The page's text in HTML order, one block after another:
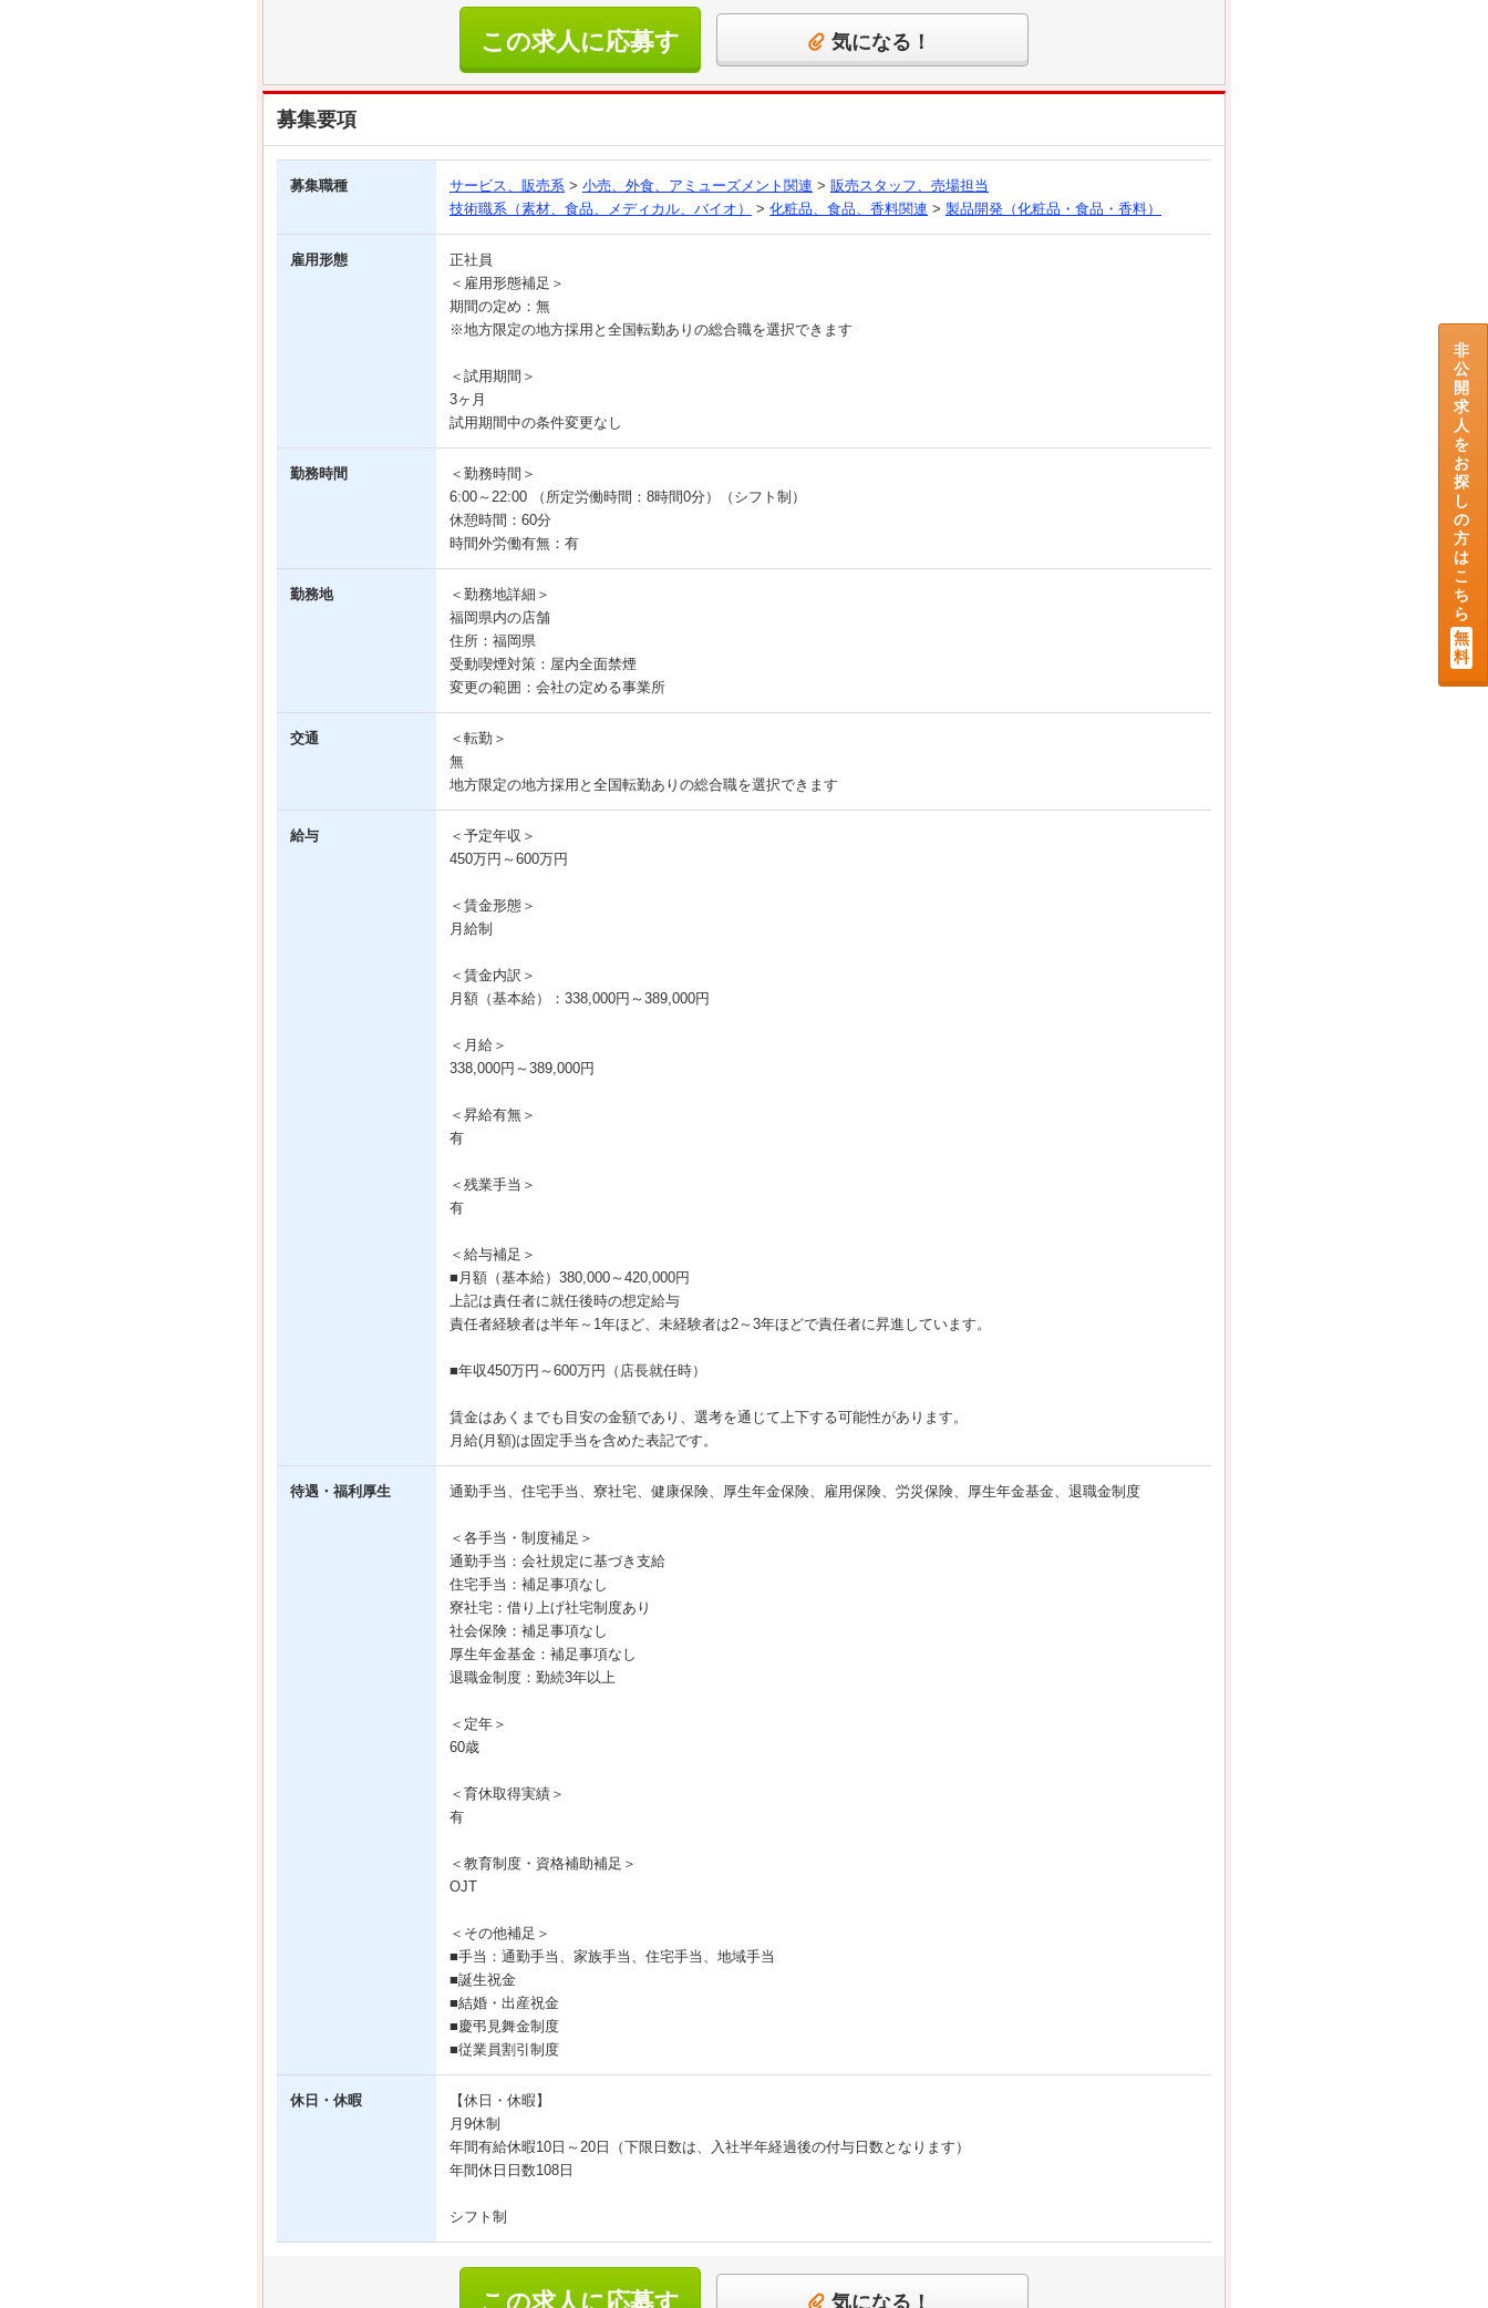
この求人に応募す
る
気になる！
募集要項
募集職種 サービス、販売系 > 小売、外食、アミューズメント関連 > 販売スタッフ、売場担当
技術職系（素材、食品、メディカル、バイオ）
> 化粧品、食品、香料関連 > 製品開発（化粧品・食品・香料）
雇用形態
正社員
＜雇用形態補足＞
期間の定め：無
※地方限定の地方採用と全国転勤ありの総合職を選択できます
＜試用期間＞
3ヶ月
試用期間中の条件変更なし
勤務時間
＜勤務時間＞
6:00～22:00 （所定労働時間：8時間0分）（シフト制）
休憩時間：60分
時間外労働有無：有
勤務地
＜勤務地詳細＞
福岡県内の店舗
住所：福岡県
受動喫煙対策：屋内全面禁煙
変更の範囲：会社の定める事業所
交通
＜転勤＞
無
地方限定の地方採用と全国転勤ありの総合職を選択できます
給与
＜予定年収＞
450万円～600万円
＜賃金形態＞
月給制
＜賃金内訳＞
月額（基本給）：338,000円～389,000円
＜月給＞
338,000円～389,000円
＜昇給有無＞
有
＜残業手当＞
有
＜給与補足＞
■月額（基本給）380,000～420,000円
上記は責任者に就任後時の想定給与
責任者経験者は半年～1年ほど、未経験者は2～3年ほどで責任者に昇進しています。
■年収450万円～600万円（店長就任時）
賃金はあくまでも目安の金額であり、選考を通じて上下する可能性があります。
月給(月額)は固定手当を含めた表記です。
待遇・福利厚生 通勤手当、住宅手当、寮社宅、健康保険、厚生年金保険、雇用保険、労災保険、厚生年金基金、退職金制度
＜各手当・制度補足＞
通勤手当：会社規定に基づき支給
住宅手当：補足事項なし
寮社宅：借り上げ社宅制度あり
社会保険：補足事項なし
厚生年金基金：補足事項なし
退職金制度：勤続3年以上
＜定年＞
60歳
＜育休取得実績＞
有
＜教育制度・資格補助補足＞
OJT
＜その他補足＞
■手当：通勤手当、家族手当、住宅手当、地域手当
■誕生祝金
■結婚・出産祝金
■慶弔見舞金制度
■従業員割引制度
休日・休暇
【休日・休暇】
月9休制
年間有給休暇10日～20日（下限日数は、入社半年経過後の付与日数となります）
年間休日日数108日
シフト制
この求人に応募す 気になる！
非
公
開
求
人
を
お
探
し
の
方
は
こ
ち
ら
無
料